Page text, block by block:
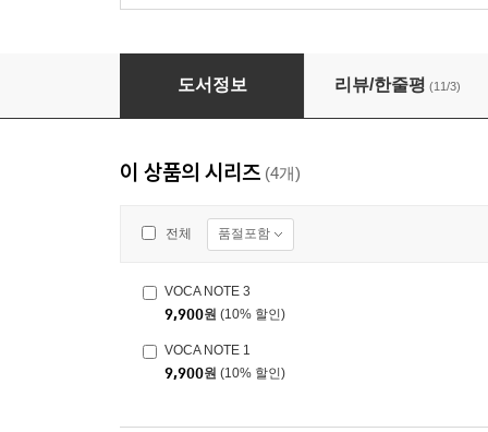
VOCA NOTE 3
도서정보 리뷰/한줄평 (11/3)
이 상품의 시리즈 (4개)
전체 품절포함
VOCA NOTE 3
9,900원 (10% 할인)
VOCA NOTE 1
9,900원 (10% 할인)